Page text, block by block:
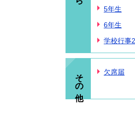
5年生
6年生
学校行事
その他 欠席届